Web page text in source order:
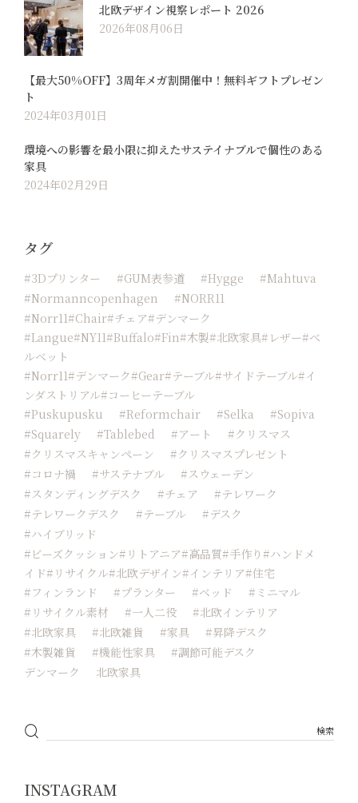
北欧デザイン視察レポート 2026
2026年08月06日
【最大50%OFF】3周年メガ割開催中！無料ギフトプレゼン
ト
2024年03月01日
環境への影響を最小限に抑えたサステイナブルで個性のある
家具
2024年02月29日
タグ
#3Dプリンター #GUM表参道 #hygge
#Mahtuva
#normanncopenhagen
#NORR11
#Norr11#chair#チェア#デンマーク
#langue#NY11#buffalo#fin#木製#北欧家具#レザー#ベ
ルベット
#norr11#デンマーク#Gear#テーブル#サイドテーブル#イ
ンダストリアル#コーヒーテーブル
#Puskupusku
#reformchair #Selka
#sopiva
#squarely
#tablebed #アート
#クリスマス
#クリスマスキャンペーン
#クリスマスプレゼント
#コロナ禍
#サステナブル
#スウェーデン
#スタンディングデスク
#チェア
#テレワーク
#テレワークデスク
#テーブル
#デスク
#ハイブリッド
#ビーズクッション#リトアニア#高品質#手作り#ハンドメ
イド#リサイクル#北欧デザイン#インテリア#住宅
#フィンランド
#プランター #ベッド
#ミニマル
#リサイクル素材
#一人二役
#北欧インテリア
#北欧家具
#北欧雑貨 #家具
#昇降デスク
#木製雑貨
#機能性家具
#調節可能デスク
デンマーク
北欧家具
INSTAGRAM